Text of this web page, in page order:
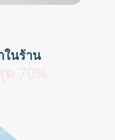
ในร้าน